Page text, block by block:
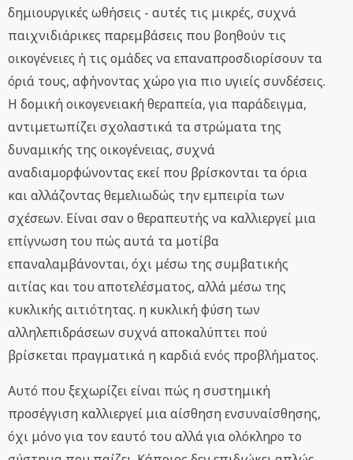
δημιουργικές ωθήσεις - αυτές τις μικρές, συχνά
παιχνιδιάρικες παρεμβάσεις που βοηθούν τις
οικογένειες ή τις ομάδες να επαναπροσδιορίσουν τα
όριά τους, αφήνοντας χώρο για πιο υγιείς συνδέσεις.
Η δομική οικογενειακή θεραπεία, για παράδειγμα,
αντιμετωπίζει σχολαστικά τα στρώματα της
δυναμικής της οικογένειας, συχνά
αναδιαμορφώνοντας εκεί που βρίσκονται τα όρια
και αλλάζοντας θεμελιωδώς την εμπειρία των
σχέσεων. Είναι σαν ο θεραπευτής να καλλιεργεί μια
επίγνωση του πώς αυτά τα μοτίβα
επαναλαμβάνονται, όχι μέσω της συμβατικής
αιτίας και του αποτελέσματος, αλλά μέσω της
κυκλικής αιτιότητας. η κυκλική φύση των
αλληλεπιδράσεων συχνά αποκαλύπτει πού
βρίσκεται πραγματικά η καρδιά ενός προβλήματος.
Αυτό που ξεχωρίζει είναι πώς η συστημική
προσέγγιση καλλιεργεί μια αίσθηση ενσυναίσθησης,
όχι μόνο για τον εαυτό του αλλά για ολόκληρο το